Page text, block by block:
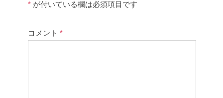
* が付いている欄は必須項目です
コメント *